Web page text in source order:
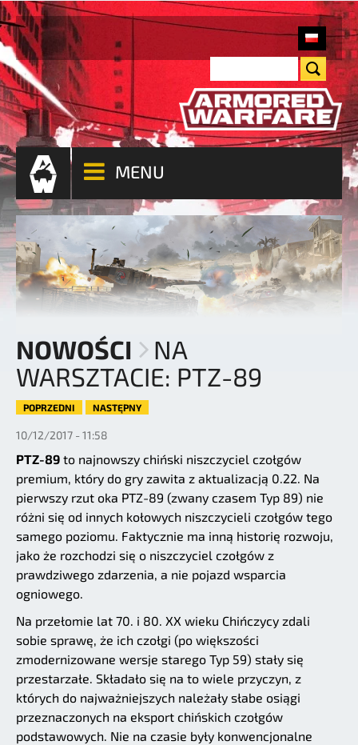
MENU
NOWOŚCI
NA
WARSZTACIE: PTZ-89
POPRZEDNI NASTĘPNY
10/12/2017 - 11:58
PTZ-89 to najnowszy chiński niszczyciel czołgów
premium, który do gry zawita z aktualizacją 0.22. Na
pierwszy rzut oka PTZ-89 (zwany czasem Typ 89) nie
różni się od innych kołowych niszczycieli czołgów tego
samego poziomu. Faktycznie ma inną historię rozwoju,
jako że rozchodzi się o niszczyciel czołgów z
prawdziwego zdarzenia, a nie pojazd wsparcia
ogniowego.
Na przełomie lat 70. i 80. XX wieku Chińczycy zdali
sobie sprawę, że ich czołgi (po większości
zmodernizowane wersje starego Typ 59) stały się
przestarzałe. Składało się na to wiele przyczyn, z
których do najważniejszych należały słabe osiągi
przeznaczonych na eksport chińskich czołgów
podstawowych. Nie na czasie były konwencjonalne